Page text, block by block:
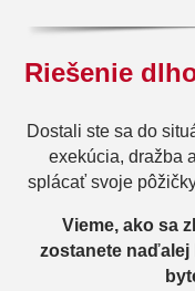
Riešenie
Dostali ste sa do
exekúcia, dražba
splácať svoje
Vieme, ako sa
zostanete